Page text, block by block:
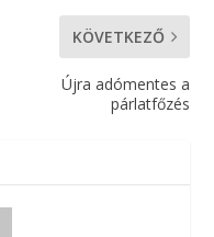
KÖVETKEZŐ
Újra adómentes a
párlatfőzés